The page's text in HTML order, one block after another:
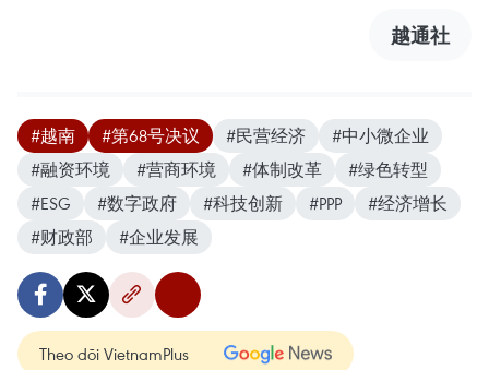
越通社
#越南 #第68号决议 #民营经济
#中小微企业
#融资环境
#营商环境 #体制改革
#绿色转型
#ESG
#数字政府 #科技创新 #PPP
#经济增长
#财政部
#企业发展
Theo dõi VietnamPlus